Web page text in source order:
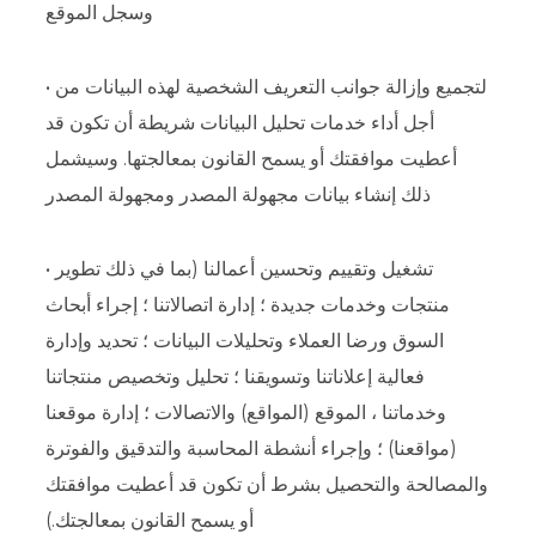
وسجل الموقع
• لتجميع وإزالة جوانب التعريف الشخصية لهذه البيانات من
أجل أداء خدمات تحليل البيانات شريطة أن تكون قد
أعطيت موافقتك أو يسمح القانون بمعالجتها. وسيشمل
ذلك إنشاء بيانات مجهولة المصدر ومجهولة المصدر
• تشغيل وتقييم وتحسين أعمالنا (بما في ذلك تطوير
منتجات وخدمات جديدة ؛ إدارة اتصالاتنا ؛ إجراء أبحاث
السوق ورضا العملاء وتحليلات البيانات ؛ تحديد وإدارة
فعالية إعلاناتنا وتسويقنا ؛ تحليل وتخصيص منتجاتنا
وخدماتنا ، الموقع (المواقع) والاتصالات ؛ إدارة موقعنا
(مواقعنا) ؛ وإجراء أنشطة المحاسبة والتدقيق والفوترة
والمصالحة والتحصيل بشرط أن تكون قد أعطيت موافقتك
أو يسمح القانون بمعالجتك.)